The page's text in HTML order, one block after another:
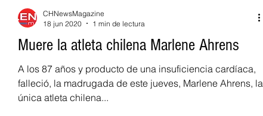
Muere la atleta chilena Marlene Ahrens
A los 87 años y producto de una insuficiencia cardíaca,
falleció, la madrugada de este jueves, Marlene Ahrens, la
única atleta chilena...
CHNewsMagazine
18 jun 2020
1 min de lectura